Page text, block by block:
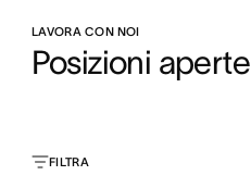
LAVORA CON NOI
Posizioni aperte
FILTRA